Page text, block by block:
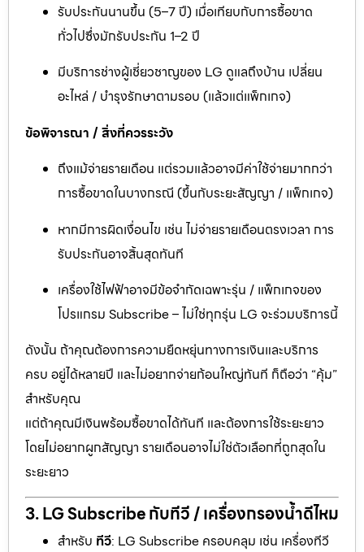
รับประกันนานขึ้น (5–7 ปี) เมื่อเทียบกับการซื้อขาด
ทั่วไปซึ่งมักรับประกัน 1–2 ปี
มีบริการช่างผู้เชี่ยวชาญของ LG ดูแลถึงบ้าน เปลี่ยน
อะไหล่ / บำรุงรักษาตามรอบ (แล้วแต่แพ็กเกจ)
ข้อพิจารณา / สิ่งที่ควรระวัง
ถึงแม้จ่ายรายเดือน แต่รวมแล้วอาจมีค่าใช้จ่ายมากกว่า
การซื้อขาดในบางกรณี (ขึ้นกับระยะสัญญา / แพ็กเกจ)
หากมีการผิดเงื่อนไข เช่น ไม่จ่ายรายเดือนตรงเวลา การ
รับประกันอาจสิ้นสุดทันที
เครื่องใช้ไฟฟ้าอาจมีข้อจำกัดเฉพาะรุ่น / แพ็กเกจของ
โปรแกรม Subscribe – ไม่ใช่ทุกรุ่น LG จะร่วมบริการนี้
ดังนั้น ถ้าคุณต้องการความยืดหยุ่นทางการเงินและบริการ
ครบ อยู่ได้หลายปี และไม่อยากจ่ายก้อนใหญ่ทันที ก็ถือว่า “คุ้ม”
สำหรับคุณ
แต่ถ้าคุณมีเงินพร้อมซื้อขาดได้ทันที และต้องการใช้ระยะยาว
โดยไม่อยากผูกสัญญา รายเดือนอาจไม่ใช่ตัวเลือกที่ถูกสุดใน
ระยะยาว
3. LG Subscribe กับทีวี / เครื่องกรองน้ำดีไหม
สำหรับ ทีวี: LG Subscribe ครอบคลุม เช่น เครื่องทีวี